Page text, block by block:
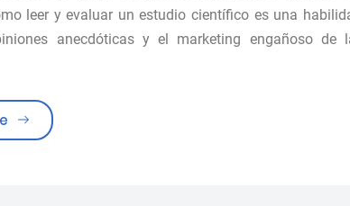
leer y evaluar un estudio científico es una
anecdóticas y el marketing engañoso de
«¿Cómo leer un estudio científico?»